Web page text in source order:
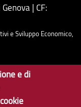
| CF:
e Sviluppo Economico,
e Accessibilità
e di